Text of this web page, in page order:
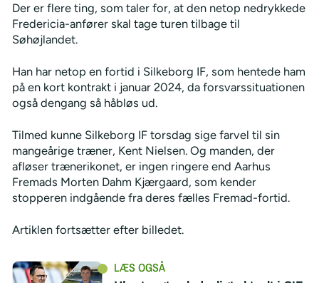
Der er flere ting, som taler for, at den netop nedrykkede
Fredericia-anfører skal tage turen tilbage til
Søhøjlandet.
Han har netop en fortid i Silkeborg IF, som hentede ham
på en kort kontrakt i januar 2024, da forsvarssituationen
også dengang så håbløs ud.
Tilmed kunne Silkeborg IF torsdag sige farvel til sin
mangeårige træner, Kent Nielsen. Og manden, der
afløser trænerikonet, er ingen ringere end Aarhus
Fremads Morten Dahm Kjærgaard, som kender
stopperen indgående fra deres fælles Fremad-fortid.
Artiklen fortsætter efter billedet.